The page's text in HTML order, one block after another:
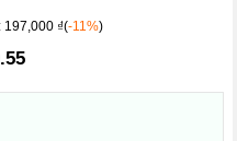
197,000 ₫(-11%)